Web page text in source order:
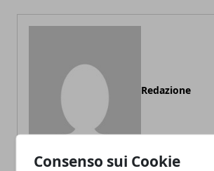
Consenso sui Cookie
Redazione